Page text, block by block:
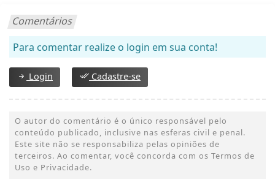
Comentários
Para comentar realize o login em sua conta!
Login Cadastre-se
O autor do comentário é o único responsável pelo
conteúdo publicado, inclusive nas esferas civil e penal.
Este site não se responsabiliza pelas opiniões de
terceiros. Ao comentar, você concorda com os Termos de
Uso e Privacidade.